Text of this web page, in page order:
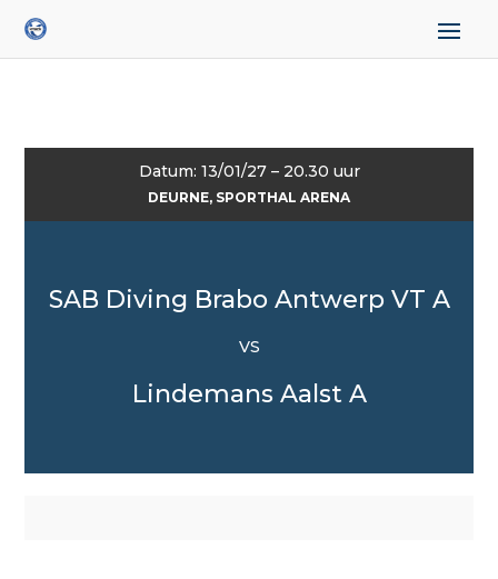
Datum: 13/01/27 – 20.30 uur
DEURNE, SPORTHAL ARENA
SAB Diving Brabo Antwerp VT A
VS
Lindemans Aalst A